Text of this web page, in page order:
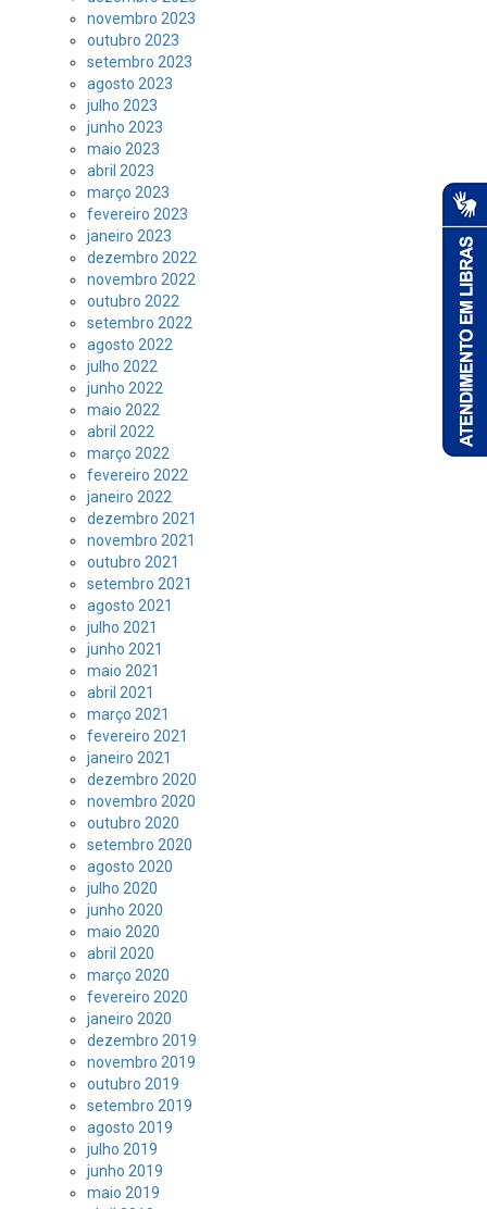
novembro 2023
outubro 2023
setembro 2023
agosto 2023
julho 2023
junho 2023
maio 2023
abril 2023
março 2023
fevereiro 2023
janeiro 2023
dezembro 2022
novembro 2022
outubro 2022
setembro 2022
agosto 2022
julho 2022
junho 2022
maio 2022
abril 2022
março 2022
fevereiro 2022
janeiro 2022
dezembro 2021
novembro 2021
outubro 2021
setembro 2021
agosto 2021
julho 2021
junho 2021
maio 2021
abril 2021
março 2021
fevereiro 2021
janeiro 2021
dezembro 2020
novembro 2020
outubro 2020
setembro 2020
agosto 2020
julho 2020
junho 2020
maio 2020
abril 2020
março 2020
fevereiro 2020
janeiro 2020
dezembro 2019
novembro 2019
outubro 2019
setembro 2019
agosto 2019
julho 2019
junho 2019
maio 2019